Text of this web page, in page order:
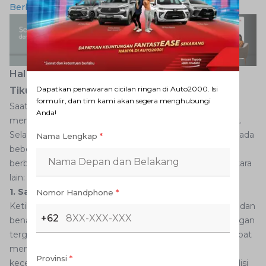
Berbagai Tingkat Kegelapan Kaca Film Mobil
Hal yang Perlu Diperhatikan Saat Berbelok di
Tikungan
Saat memasuki tikungan, pengemudi harus dapat
mengatur kecepatan dan arah kendaraan dengan tepat.
Selain teknik dan cara memutar setir mobil di tikungan, ada
beberapa hal penting yang harus diperhatikan saat
berbelok di tikungan. Adapun beberapa hal tersebut antara
lain:
1. Sabar dan Benar-Benar Perhatikan Kondisi Jalan
Ketika berbelok di tikungan, pastikan untuk tetap sabar dan
benar-benar memperhatikan kondisi jalan di sekitar. Jangan
tergesa-gesa saat memasuki tikungan karena hal ini dapat
mengganggu stabilitas mobil dan meningkatkan risiko
kecelakaan. Pastikan untuk selalu memperhatikan kondisi
Dapatkan penawaran cicilan ringan di Auto2000. Isi
formulir, dan tim kami akan segera menghubungi
Anda!
Nama Lengkap *
Nomor Handphone *
+62
Provinsi *